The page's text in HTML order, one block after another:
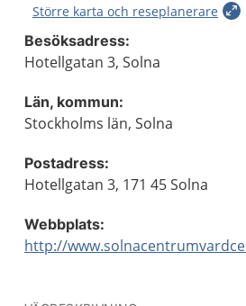
Större karta och reseplanerare
Besöksadress:
Hotellgatan 3, Solna
Län, kommun:
Stockholms län, Solna
Postadress:
Hotellgatan 3, 171 45 Solna
Webbplats:
http://